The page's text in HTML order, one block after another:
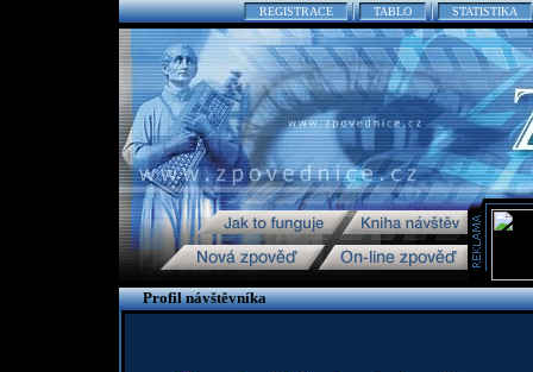
REGISTRACE TABLO STATISTIKA
Profil návštěvníka